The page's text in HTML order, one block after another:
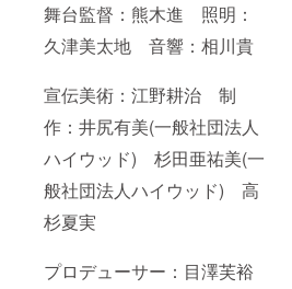
舞台監督：熊木進 照明：
久津美太地 音響：相川貴
宣伝美術：江野耕治 制
作：井尻有美(一般社団法人
ハイウッド) 杉田亜祐美(一
般社団法人ハイウッド) 高
杉夏実
プロデューサー：目澤芙裕